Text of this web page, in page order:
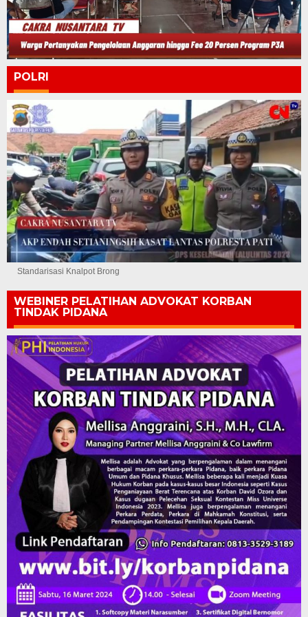
POLRI
Standarisasi Knalpot Brong
WEBINER PELATIHAN ADVOKAT KORBAN
TINDAK PIDANA